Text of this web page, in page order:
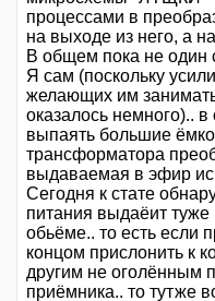
процессами в
на выходе из него, а
В общем пока не один
Я сам (поскольку
желающих им
оказалось немного)..
выпаять большие
трансформатора
выдаваемая в эфир
Сегодня к стате
питания выдаёит
обьёме.. то есть если
концом прислонить к
другим не оголённым
приёмника.. то тутже